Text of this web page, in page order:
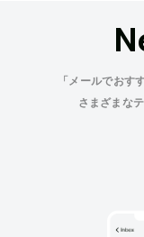
「メールでおす
さまざまな